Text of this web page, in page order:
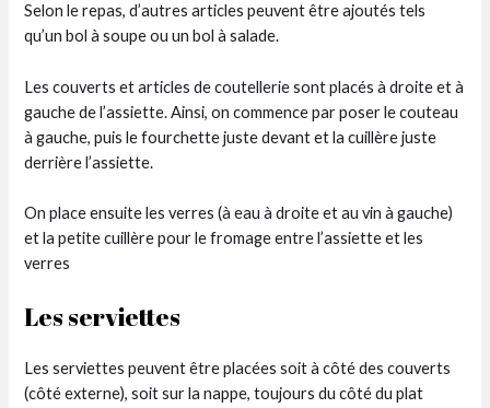
Selon le repas, d’autres articles peuvent être ajoutés tels
qu’un bol à soupe ou un bol à salade.
Les couverts et articles de coutellerie sont placés à droite et à
gauche de l’assiette. Ainsi, on commence par poser le couteau
à gauche, puis le fourchette juste devant et la cuillère juste
derrière l’assiette.
On place ensuite les verres (à eau à droite et au vin à gauche)
et la petite cuillère pour le fromage entre l’assiette et les
verres
Les serviettes
Les serviettes peuvent être placées soit à côté des couverts
(côté externe), soit sur la nappe, toujours du côté du plat